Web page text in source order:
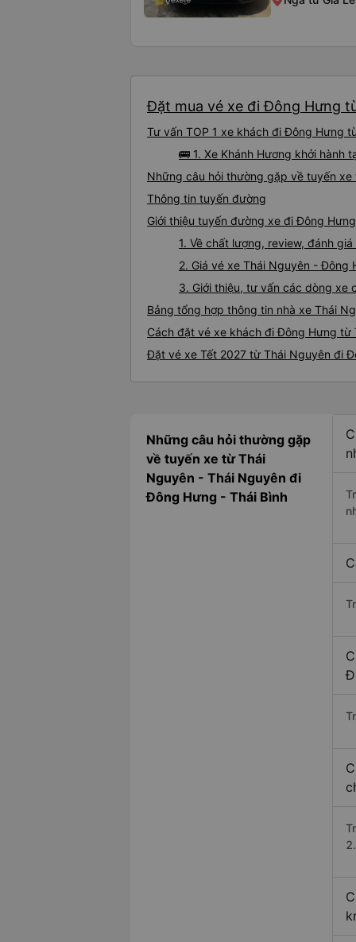
Đặt mua vé xe đi Đông Hưng
Tư vấn TOP 1 xe khách đi Đông Hưng
🚌 1. Xe Khánh Hương khởi hành
Những câu hỏi thường gặp về tuyến
Thông tin tuyến đường
Giới thiệu tuyến đường xe đi Đông
1. Về chất lượng, review, đánh
2. Giá vé xe Thái Nguyên - Đông
3. Giới thiệu, tư vấn các dòng xe
Bảng tổng hợp thông tin nhà xe Thái
Cách đặt vé xe khách đi Đông Hưng từ
Đặt vé xe Tết 2027 từ Thái Nguyên đi
Những câu hỏi thường gặp
về tuyến xe từ Thái
Nguyên - Thái Nguyên đi
Đông Hưng - Thái Bình